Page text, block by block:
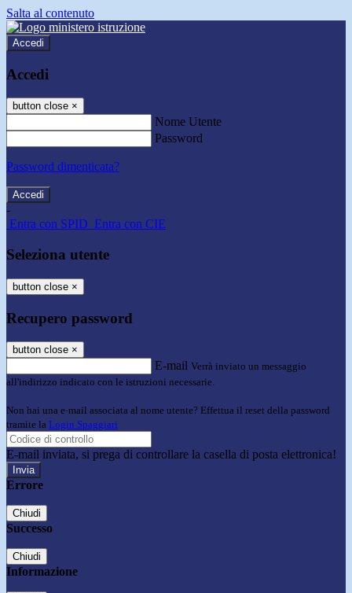
Salta al contenuto
Accedi
Accedi
button close ×
Nome Utente
Password
Password dimenticata?
-
Entra con SPID Entra con CIE
Seleziona utente
button close ×
Recupero password
button close ×
E-mail Verrà inviato un messaggio
all'indirizzo indicato con le istruzioni necessarie.
Non hai una e-mail associata al nome utente? Effettua il reset della password
tramite la Login Spaggiari
E-mail inviata, si prega di controllare la casella di posta elettronica!
Errore
Chiudi
Successo
Chiudi
Informazione